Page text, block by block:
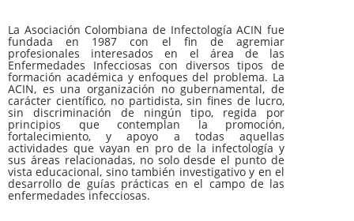
La Asociación Colombiana de Infectología ACIN fue
fundada en 1987 con el fin de agremiar
profesionales interesados en el área de las
Enfermedades Infecciosas con diversos tipos de
formación académica y enfoques del problema. La
ACIN, es una organización no gubernamental, de
carácter científico, no partidista, sin fines de lucro,
sin discriminación de ningún tipo, regida por
principios que contemplan la promoción,
fortalecimiento, y apoyo a todas aquellas
actividades que vayan en pro de la infectología y
sus áreas relacionadas, no solo desde el punto de
vista educacional, sino también investigativo y en el
desarrollo de guías prácticas en el campo de las
enfermedades infecciosas.